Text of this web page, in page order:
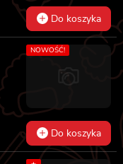
Do koszyka
NOWOŚĆ!
Do koszyka